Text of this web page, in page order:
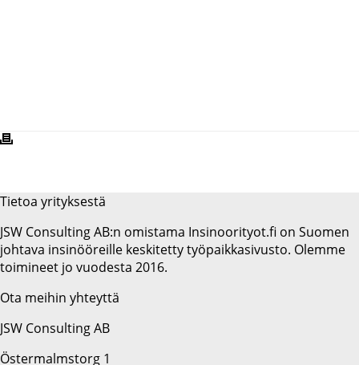
Tietoa yrityksestä
JSW Consulting AB:n omistama Insinoorityot.fi on Suomen
johtava insinööreille keskitetty työpaikkasivusto. Olemme
toimineet jo vuodesta 2016.
Ota meihin yhteyttä
JSW Consulting AB
Östermalmstorg 1